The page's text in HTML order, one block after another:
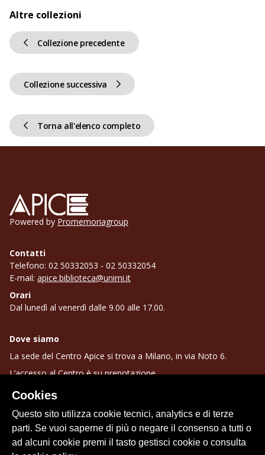
Altre collezioni
Collezione precedente
Collezione successiva
Torna all'elenco completo
Apice
Powered by Promemoriagroup
Contatti
Telefono: 02 50332053 - 02 50332054
E-mail: apice.biblioteca@unimi.it
Orari
Dal lunedì al venerdì dalle 9.00 alle 17.00.
Dove siamo
La sede del Centro Apice si trova a Milano, in via Noto 6.
L’accesso al Centro è su prenotazione.
Note legali
Seguici su FacebookInstagram
Youtube
Cookies
Questo sito utilizza cookie tecnici, analytics e di terze
parti. Se vuoi saperne di più o negare il consenso a tutti o
ad alcuni cookie premi il tasto gestisci cookie o consulta